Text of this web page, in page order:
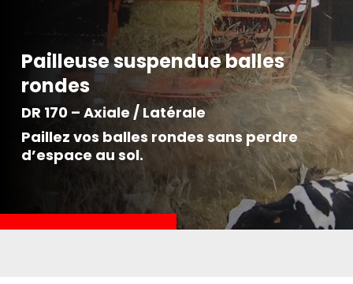
Pailleuse suspendue balles
rondes
DR 170 – Axiale / Latérale
Paillez vos balles rondes sans perdre
d’espace au sol.